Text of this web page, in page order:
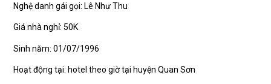
Nghệ danh gái gọi: Lê Như Thu
Giá nhà nghỉ: 50K
Sinh năm: 01/07/1996
Hoạt động tại: hotel theo giờ tại huyện Quan Sơn